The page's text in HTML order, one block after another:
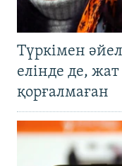
Түркімен
елінде де,
қорғалмаған